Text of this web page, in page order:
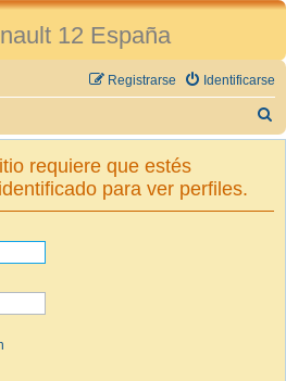
12 España
Identificarse
Registrarse
u
requiere que estés
para ver perfiles.